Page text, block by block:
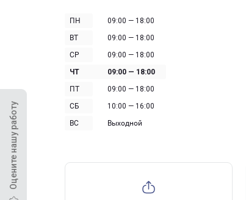
Оцените нашу работу
ПН
09:00 — 18:00
ВТ
09:00 — 18:00
СР
09:00 — 18:00
ЧТ
09:00 — 18:00
ПТ
09:00 — 18:00
СБ
10:00 — 16:00
ВС
Выходной